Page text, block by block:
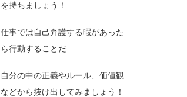
を持ちましょう！
仕事では自己弁護する暇があった
ら行動することだ
自分の中の正義やルール、価値観
などから抜け出してみましょう！